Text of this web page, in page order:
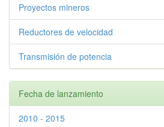
Proyectos mineros
Reductores de velocidad
Transmisión de potencia
Fecha de lanzamiento
2010 - 2015